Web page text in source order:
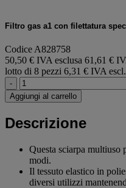
Filtro gas a1 con filettatura
Codice A828758
50,50 € IVA esclusa 61,61 €
lotto di 8 pezzi 6,31 € IVA
-
Aggiungi al carrello
Descrizione
Questa sciarpa multiuso
modi.
Il tessuto elastico in
diversi utilizzi